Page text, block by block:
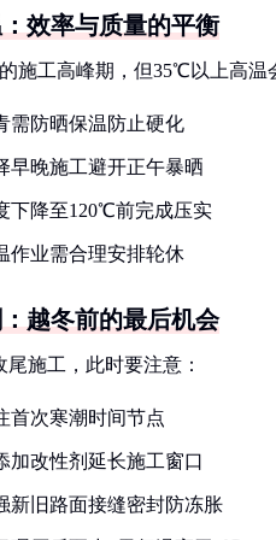
效率与质量的平衡
施工高峰期，但35℃以上高温
需防晒保温防止硬化
早晚施工避开正午暴晒
下降至120℃前完成压实
作业需合理安排轮休
越冬前的最后机会
尾施工，此时要注意：
首次寒潮时间节点
加改性剂延长施工窗口
新旧路面接缝密封防冻胀